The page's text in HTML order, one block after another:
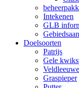
Intekenen
GLB
Doelsoorten
Patrijs
Gele
Graspieper